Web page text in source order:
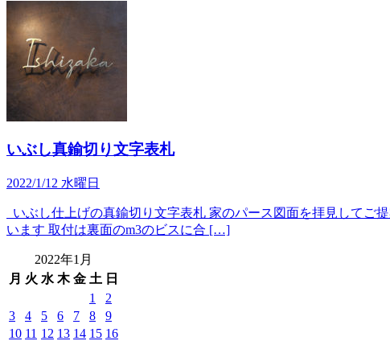
いぶし真鍮切り文字表札
2022/1/12 水曜日
いぶし仕上げの真鍮切り文字表札 家のパース図面を拝見して
います 取付は裏面のm3のビスに合 […]
2022年1月
月 火 水 木 金 土 日
1
2
3
4 5 6 7 8
9
10 11 12 13 14 15 16